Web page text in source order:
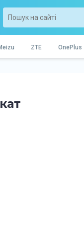
ZTE OnePlus